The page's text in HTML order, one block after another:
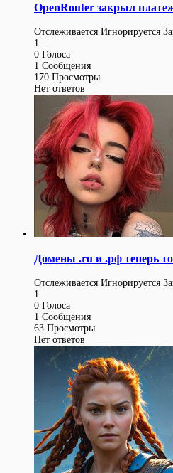
OpenRouter закрыл
Отслеживается Игнорируется
1
0 Голоса
1 Сообщения
170 Просмотры
Нет ответов
Домены .ru и .рф теперь
Отслеживается Игнорируется
1
0 Голоса
1 Сообщения
63 Просмотры
Нет ответов